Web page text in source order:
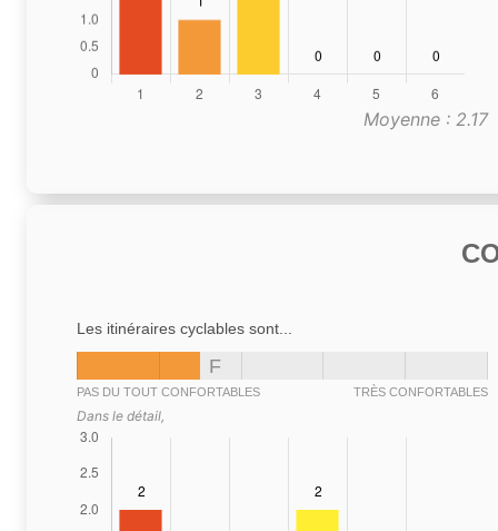
Moyenne : 2.17
Les itinéraires cyclables sont...
F
PAS DU TOUT CONFORTABLES TRÈS CONFORTABLES
Dans le détail,